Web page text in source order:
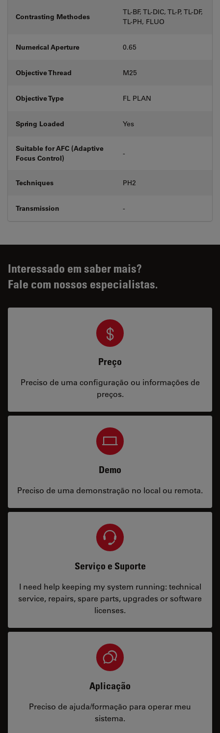
Contrasting Methodes
TL-BF, TL-DIC, TL-P, TL-DF,
TL-PH, FLUO
Numerical Aperture 0.65
Objective Thread M25
Objective Type FL PLAN
Spring Loaded Yes
Suitable for AFC (Adaptive
Focus Control)
-
Techniques PH2
Transmission -
Interessado em saber mais?
Fale com nossos especialistas.
Preço
Preciso de uma configuração ou informações de
preços.
Demo
Preciso de uma demonstração no local ou remota.
Serviço e Suporte
I need help keeping my system running: technical
service, repairs, spare parts, upgrades or software
licenses.
Aplicação
Preciso de ajuda/formação para operar meu
sistema.